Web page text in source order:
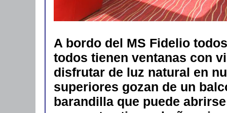
A bordo del MS Fidelio
todos tienen ventanas con
disfrutar de luz natural en
superiores gozan de un
barandilla que puede